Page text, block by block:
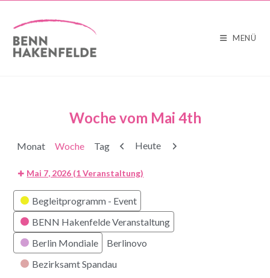
MENÜ
Woche vom Mai 4th
Monat Woche Tag Zurück
Heute Weiter
Mai 7, 2026 (1 Veranstaltung)
Kategorien
Begleitprogramm - Event
BENN Hakenfelde Veranstaltung
Berlin Mondiale
Berlinovo
Bezirksamt Spandau